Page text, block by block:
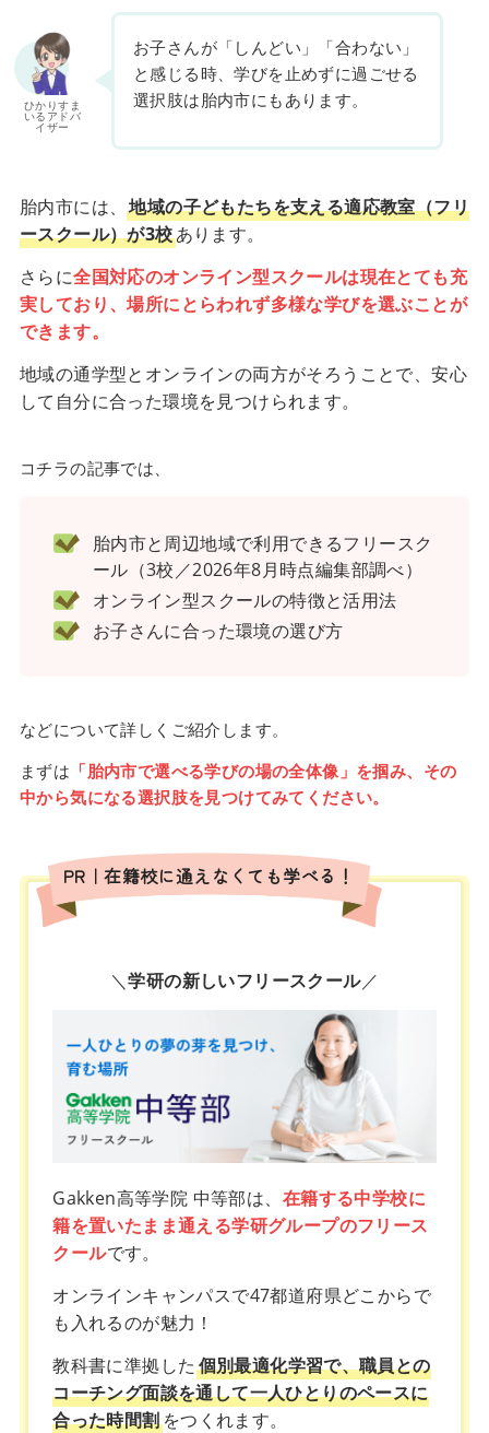
ひかりすま
いるアドバ
イザー
お子さんが「しんどい」「合わない」
と感じる時、学びを止めずに過ごせる
選択肢は胎内市にもあります。
胎内市には、地域の子どもたちを支える適応教室（フリ
ースクール）が3校あります。
さらに全国対応のオンライン型スクールは現在とても充
実しており、場所にとらわれず多様な学びを選ぶことが
できます。
地域の通学型とオンラインの両方がそろうことで、安心
して自分に合った環境を見つけられます。
コチラの記事では、
胎内市と周辺地域で利用できるフリースク
ール（3校／2026年8月時点編集部調べ）
オンライン型スクールの特徴と活用法
お子さんに合った環境の選び方
などについて詳しくご紹介します。
まずは 「胎内市で選べる学びの場の全体像」を掴み、その
中から気になる選択肢を見つけてみてください。
PR｜在籍校に通えなくても学べる！
＼学研の新しいフリースクール／
Gakken高等学院 中等部は、 在籍する中学校に
籍を置いたまま通える学研グループのフリース
クールです。
オンラインキャンパスで47都道府県どこからで
も入れるのが魅力！
教科書に準拠した 個別最適化学習で、職員との
コーチング面談を通して一人ひとりのペースに
合った時間割をつくれます。